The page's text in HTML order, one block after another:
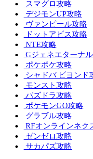
スマグロ攻略
デジモンUP攻略
ヴァンピール攻略
ドットアビス攻略
NTE攻略
Gジェネエターナ
ポケポケ攻略
シャドバ ビヨンド
モンスト攻略
パズドラ攻略
ポケモンGO攻略
グラブル攻略
RFオンラインネク
ゼンゼロ攻略
サカパズ攻略